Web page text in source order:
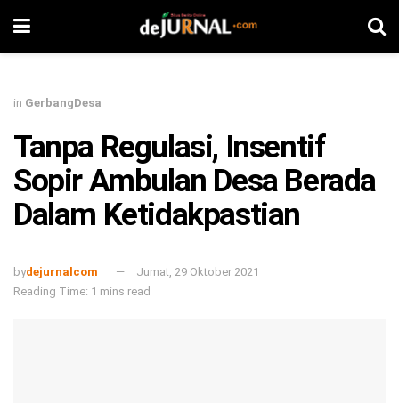
in GerbangDesa
Tanpa Regulasi, Insentif
Sopir Ambulan Desa Berada
Dalam Ketidakpastian
bydejurnalcom
Jumat, 29 Oktober 2021
Reading Time: 1 mins read